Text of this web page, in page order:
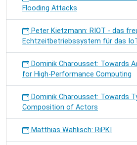
Flooding Attacks
Peter Kietzmann: RIOT - das
Echtzeitbetriebssystem für das
Dominik Charousset: Towards
for High-Performance Computing
Dominik Charousset: Towards
Composition of Actors
Matthias Wählisch: RiPKI